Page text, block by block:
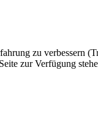
zu verbessern
zur Verfügung